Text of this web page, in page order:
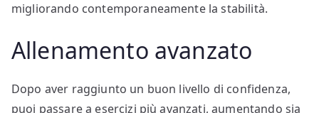
migliorando contemporaneamente la stabilità.
Allenamento avanzato
Dopo aver raggiunto un buon livello di confidenza,
puoi passare a esercizi più avanzati, aumentando sia